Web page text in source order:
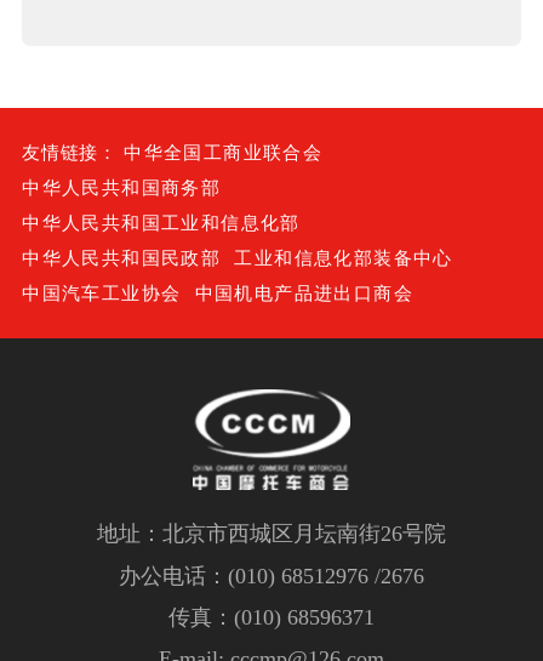
友情链接：
中华全国工商业联合会
中华人民共和国商务部
中华人民共和国工业和信息化部
中华人民共和国民政部
工业和信息化部装备中心
中国汽车工业协会
中国机电产品进出口商会
地址：北京市西城区月坛南街26号院
办公电话：(010) 68512976 /2676
传真：(010) 68596371